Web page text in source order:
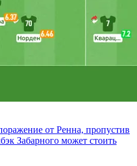
от Ренна, пропустив
Забарного может стоить